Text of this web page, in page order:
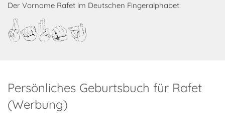
Der Vorname Rafet im Deutschen Fingeralphabet:
Rafet
Persönliches Geburtsbuch für Rafet
(Werbung)